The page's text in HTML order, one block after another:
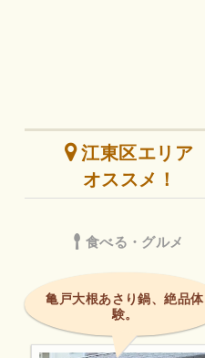
江東区エリア
オススメ！
食べる・グルメ
亀戸大根あさり鍋、絶品体
験。